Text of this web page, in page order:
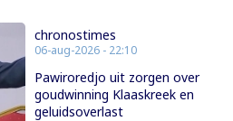
chronostimes
06-aug-2026 - 22:10
Pawiroredjo uit zorgen over
goudwinning Klaaskreek en
geluidsoverlast